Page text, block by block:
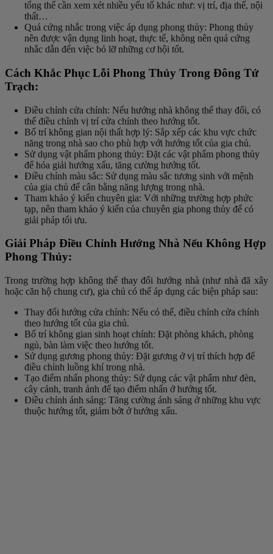
tổng thể cần xem xét nhiều yếu tố khác như: vị trí, địa thế, nội
thất…
Quá cứng nhắc trong việc áp dụng phong thủy: Phong thủy
nên được vận dụng linh hoạt, thực tế, không nên quá cứng
nhắc dẫn đến việc bỏ lỡ những cơ hội tốt.
Cách Khắc Phục Lỗi Phong Thủy Trong Đông Tứ
Trạch:
Điều chỉnh cửa chính: Nếu hướng nhà không thể thay đổi, có
thể điều chỉnh vị trí cửa chính theo hướng tốt.
Bố trí không gian nội thất hợp lý: Sắp xếp các khu vực chức
năng trong nhà sao cho phù hợp với hướng tốt của gia chủ.
Sử dụng vật phẩm phong thủy: Đặt các vật phẩm phong thủy
để hóa giải hướng xấu, tăng cường hướng tốt.
Điều chỉnh màu sắc: Sử dụng màu sắc tương sinh với mệnh
của gia chủ để cân bằng năng lượng trong nhà.
Tham khảo ý kiến chuyên gia: Với những trường hợp phức
tạp, nên tham khảo ý kiến của chuyên gia phong thủy để có
giải pháp tối ưu.
Giải Pháp Điều Chỉnh Hướng Nhà Nếu Không Hợp
Phong Thủy:
Trong trường hợp không thể thay đổi hướng nhà (như nhà đã xây
hoặc căn hộ chung cư), gia chủ có thể áp dụng các biện pháp sau:
Thay đổi hướng cửa chính: Nếu có thể, điều chỉnh cửa chính
theo hướng tốt của gia chủ.
Bố trí không gian sinh hoạt chính: Đặt phòng khách, phòng
ngủ, bàn làm việc theo hướng tốt.
Sử dụng gương phong thủy: Đặt gương ở vị trí thích hợp để
điều chỉnh luồng khí trong nhà.
Tạo điểm nhấn phong thủy: Sử dụng các vật phẩm như đèn,
cây cảnh, tranh ảnh để tạo điểm nhấn ở hướng tốt.
Điều chỉnh ánh sáng: Tăng cường ánh sáng ở những khu vực
thuộc hướng tốt, giảm bớt ở hướng xấu.